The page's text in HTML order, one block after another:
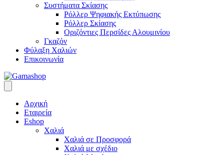
Συστήματα Σκίασης
Ρόλλερ Ψηφιακής Εκτύπωσης
Ρόλλερ Σκίασης
Οριζόντιες Περσίδες Αλουμινίου
Γκαζόν
Φύλαξη Χαλιών
Επικοινωνία
Αρχική
Εταιρεία
Eshop
Χαλιά
Χαλιά σε Προσφορά
Χαλιά με σχέδιο